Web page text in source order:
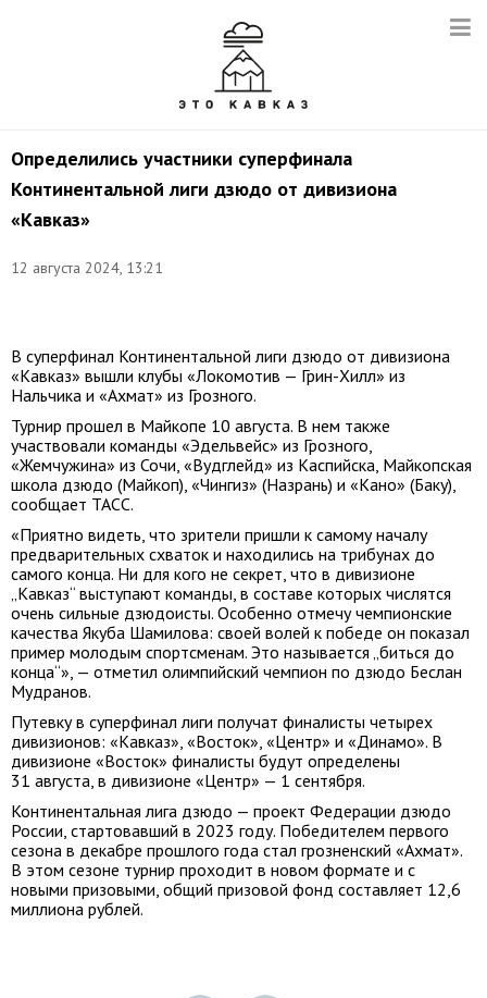
Определились участники суперфинала
Континентальной лиги дзюдо от дивизиона
«Кавказ»
12 августа 2024, 13:21
В суперфинал Континентальной лиги дзюдо от дивизиона
«Кавказ» вышли клубы «Локомотив — Грин-Хилл» из
Нальчика и «Ахмат» из Грозного.
Турнир прошел в Майкопе 10 августа. В нем также
участвовали команды «Эдельвейс» из Грозного,
«Жемчужина» из Сочи, «Вудглейд» из Каспийска, Майкопская
школа дзюдо (Майкоп), «Чингиз» (Назрань) и «Кано» (Баку),
сообщает ТАСС.
«Приятно видеть, что зрители пришли к самому началу
предварительных схваток и находились на трибунах до
самого конца. Ни для кого не секрет, что в дивизионе
„Кавказ“ выступают команды, в составе которых числятся
очень сильные дзюдоисты. Особенно отмечу чемпионские
качества Якуба Шамилова: своей волей к победе он показал
пример молодым спортсменам. Это называется „биться до
конца“», — отметил олимпийский чемпион по дзюдо Беслан
Мудранов.
Путевку в суперфинал лиги получат финалисты четырех
дивизионов: «Кавказ», «Восток», «Центр» и «Динамо». В
дивизионе «Восток» финалисты будут определены
31 августа, в дивизионе «Центр» — 1 сентября.
Континентальная лига дзюдо — проект Федерации дзюдо
России, стартовавший в 2023 году. Победителем первого
сезона в декабре прошлого года стал грозненский «Ахмат».
В этом сезоне турнир проходит в новом формате и с
новыми призовыми, общий призовой фонд составляет 12,6
миллиона рублей.